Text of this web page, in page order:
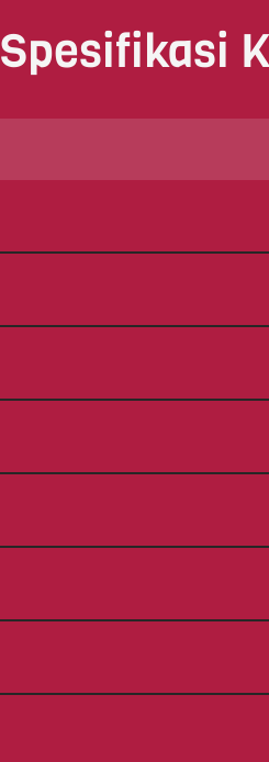
Spesifikasi